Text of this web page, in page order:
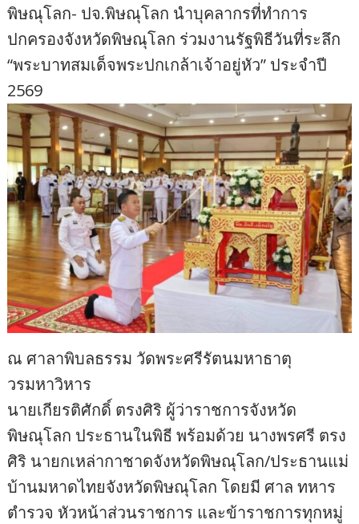
พิษณุโลก- ปจ.พิษณุโลก นำบุคลากรที่ทำการ
ปกครองจังหวัดพิษณุโลก ร่วมงานรัฐพิธีวันที่ระลึก
“พระบาทสมเด็จพระปกเกล้าเจ้าอยู่หัว” ประจำปี
2569
ณ ศาลาพิบลธรรม วัดพระศรีรัตนมหาธาตุ
วรมหาวิหาร
นายเกียรติศักดิ์ ตรงศิริ ผู้ว่าราชการจังหวัด
พิษณุโลก ประธานในพิธี พร้อมด้วย นางพรศรี ตรง
ศิริ นายกเหล่ากาชาดจังหวัดพิษณุโลก/ประธานแม่
บ้านมหาดไทยจังหวัดพิษณุโลก โดยมี ศาล ทหาร
ตำรวจ หัวหน้าส่วนราชการ และข้าราชการทุกหมู่